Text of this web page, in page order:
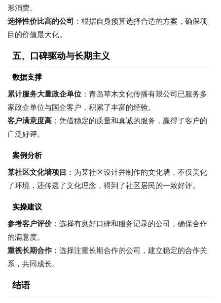
形消费。
选择性价比高的公司 ：根据自身预算选择合适的方案，确保项
目的价值最大化。
五、口碑驱动与长期主义
数据支撑
累计服务大量政企单位 ：青岛草木文化传播有限公司已服务多
家政企单位与国企客户，积累了丰富的经验。
客户满意度高 ：凭借稳定的质量和真诚的服务，赢得了客户的
广泛好评。
案例分析
某社区文化墙项目 ：为某社区设计并制作的文化墙，不仅美化
了环境，还传递了文化理念，得到了社区居民的一致好评。
实操建议
参考客户评价 ：选择有良好口碑和服务记录的公司，确保合作
的满意度。
重视长期合作 ：选择注重长期合作的公司，建立稳定的合作关
系，共同成长。
结语